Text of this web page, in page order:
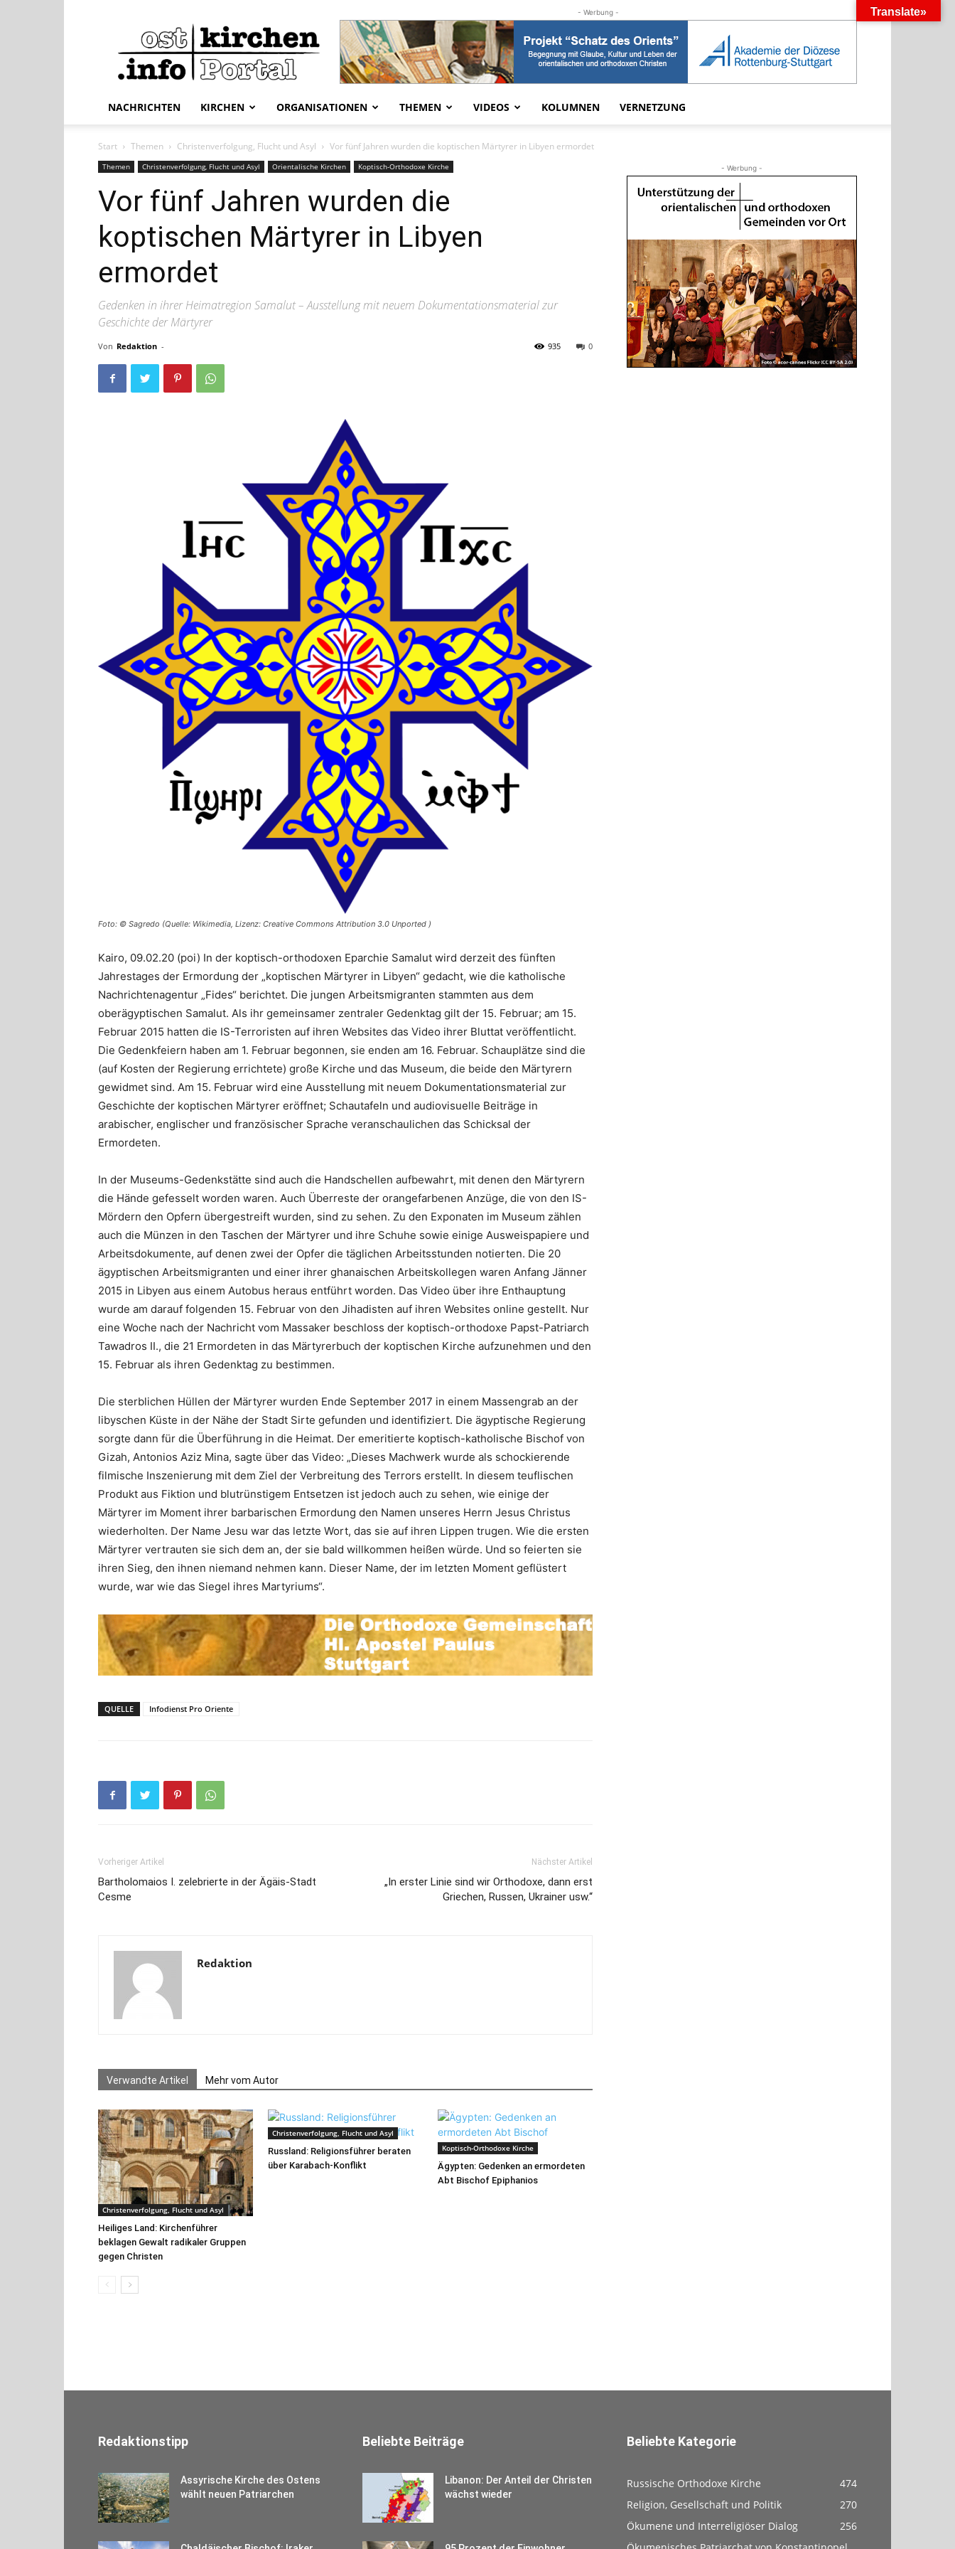
ostkirchen.info
- Werbung -
NACHRICHTEN KIRCHEN ORGANISATIONEN THEMEN VIDEOS KOLUMNEN VERNETZUNG
Start Themen Christenverfolgung, Flucht und Asyl Vor fünf Jahren wurden die koptischen Märtyrer in Libyen ermordet
Themen Christenverfolgung, Flucht und Asyl Orientalische Kirchen Koptisch-Orthodoxe Kirche
Vor fünf Jahren wurden die
koptischen Märtyrer in Libyen
ermordet
Gedenken in ihrer Heimatregion Samalut – Ausstellung mit neuem Dokumentationsmaterial zur
Geschichte der Märtyrer
Von Redaktion - 0
935
Foto: © Sagredo (Quelle: Wikimedia, Lizenz: Creative Commons Attribution 3.0 Unported )
Kairo, 09.02.20 (poi) In der koptisch-orthodoxen Eparchie Samalut wird derzeit des fünften
Jahrestages der Ermordung der „koptischen Märtyrer in Libyen“ gedacht, wie die katholische
Nachrichtenagentur „Fides“ berichtet. Die jungen Arbeitsmigranten stammten aus dem
oberägyptischen Samalut. Als ihr gemeinsamer zentraler Gedenktag gilt der 15. Februar; am 15.
Februar 2015 hatten die IS-Terroristen auf ihren Websites das Video ihrer Bluttat veröffentlicht.
Die Gedenkfeiern haben am 1. Februar begonnen, sie enden am 16. Februar. Schauplätze sind die
(auf Kosten der Regierung errichtete) große Kirche und das Museum, die beide den Märtyrern
gewidmet sind. Am 15. Februar wird eine Ausstellung mit neuem Dokumentationsmaterial zur
Geschichte der koptischen Märtyrer eröffnet; Schautafeln und audiovisuelle Beiträge in
arabischer, englischer und französischer Sprache veranschaulichen das Schicksal der
Ermordeten.
In der Museums-Gedenkstätte sind auch die Handschellen aufbewahrt, mit denen den Märtyrern
die Hände gefesselt worden waren. Auch Überreste der orangefarbenen Anzüge, die von den IS-
Mördern den Opfern übergestreift wurden, sind zu sehen. Zu den Exponaten im Museum zählen
auch die Münzen in den Taschen der Märtyrer und ihre Schuhe sowie einige Ausweispapiere und
Arbeitsdokumente, auf denen zwei der Opfer die täglichen Arbeitsstunden notierten. Die 20
ägyptischen Arbeitsmigranten und einer ihrer ghanaischen Arbeitskollegen waren Anfang Jänner
2015 in Libyen aus einem Autobus heraus entführt worden. Das Video über ihre Enthauptung
wurde am darauf folgenden 15. Februar von den Jihadisten auf ihren Websites online gestellt. Nur
eine Woche nach der Nachricht vom Massaker beschloss der koptisch-orthodoxe Papst-Patriarch
Tawadros II., die 21 Ermordeten in das Märtyrerbuch der koptischen Kirche aufzunehmen und den
15. Februar als ihren Gedenktag zu bestimmen.
Die sterblichen Hüllen der Märtyrer wurden Ende September 2017 in einem Massengrab an der
libyschen Küste in der Nähe der Stadt Sirte gefunden und identifiziert. Die ägyptische Regierung
sorgte dann für die Überführung in die Heimat. Der emeritierte koptisch-katholische Bischof von
Gizah, Antonios Aziz Mina, sagte über das Video: „Dieses Machwerk wurde als schockierende
filmische Inszenierung mit dem Ziel der Verbreitung des Terrors erstellt. In diesem teuflischen
Produkt aus Fiktion und blutrünstigem Entsetzen ist jedoch auch zu sehen, wie einige der
Märtyrer im Moment ihrer barbarischen Ermordung den Namen unseres Herrn Jesus Christus
wiederholten. Der Name Jesu war das letzte Wort, das sie auf ihren Lippen trugen. Wie die ersten
Märtyrer vertrauten sie sich dem an, der sie bald willkommen heißen würde. Und so feierten sie
ihren Sieg, den ihnen niemand nehmen kann. Dieser Name, der im letzten Moment geflüstert
wurde, war wie das Siegel ihres Martyriums“.
QUELLE Infodienst Pro Oriente
Vorheriger Artikel
Bartholomaios I. zelebrierte in der Ägäis-Stadt
Cesme
Nächster Artikel
„In erster Linie sind wir Orthodoxe, dann erst
Griechen, Russen, Ukrainer usw.“
Redaktion
Verwandte Artikel Mehr vom Autor
Christenverfolgung, Flucht und Asyl
Heiliges Land: Kirchenführer
beklagen Gewalt radikaler Gruppen
gegen Christen
Christenverfolgung, Flucht und Asyl
Russland: Religionsführer beraten
über Karabach-Konflikt
Koptisch-Orthodoxe Kirche
Ägypten: Gedenken an ermordeten
Abt Bischof Epiphanios
- Werbung -
Redaktionstipp
Assyrische Kirche des Ostens
wählt neuen Patriarchen
Beliebte Beiträge
Libanon: Der Anteil der Christen
wächst wieder
Beliebte Kategorie
Russische Orthodoxe Kirche
474
Religion, Gesellschaft und Politik
270
Ökumene und Interreligiöser Dialog
256
Translate»